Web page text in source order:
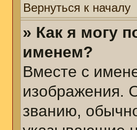
Вернуться к началу
» Как я могу
именем?
Вместе с
изображения.
званию,